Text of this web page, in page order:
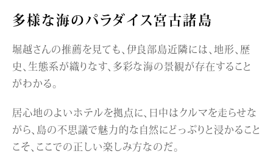
多様な海のパラダイス宮古諸島
堀越さんの推薦を見ても、伊良部島近隣には、地形、歴
史、生態系が織りなす、多彩な海の景観が存在すること
がわかる。
居心地のよいホテルを拠点に、日中はクルマを走らせな
がら、島の不思議で魅力的な自然にどっぷりと浸かること
こそ、ここでの正しい楽しみ方なのだ。